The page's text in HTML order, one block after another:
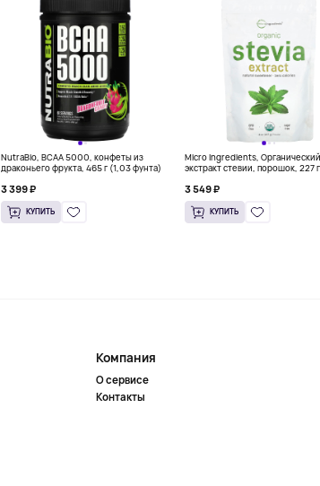
NutraBio, BCAA 5000, конфеты из
драконьего фрукта, 465 г (1,03 фунта)
3 399 ₽
КУПИТЬ
Micro Ingredients, Органический
экстракт стевии, порошок, 227
3 549 ₽
КУПИТЬ
Компания
О сервисе
Контакты